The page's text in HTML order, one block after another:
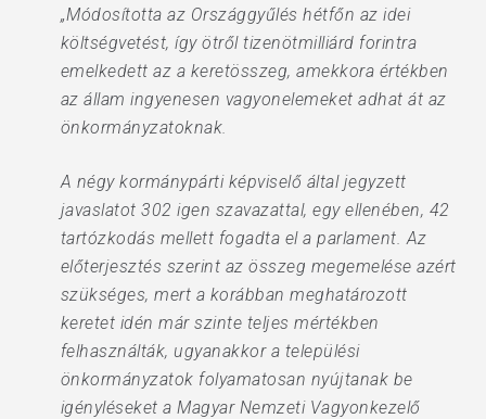
„Módosította az Országgyűlés hétfőn az idei
költségvetést, így ötről tizenötmilliárd forintra
emelkedett az a keretösszeg, amekkora értékben
az állam ingyenesen vagyonelemeket adhat át az
önkormányzatoknak.
A négy kormánypárti képviselő által jegyzett
javaslatot 302 igen szavazattal, egy ellenében, 42
tartózkodás mellett fogadta el a parlament. Az
előterjesztés szerint az összeg megemelése azért
szükséges, mert a korábban meghatározott
keretet idén már szinte teljes mértékben
felhasználták, ugyanakkor a települési
önkormányzatok folyamatosan nyújtanak be
igényléseket a Magyar Nemzeti Vagyonkezelő